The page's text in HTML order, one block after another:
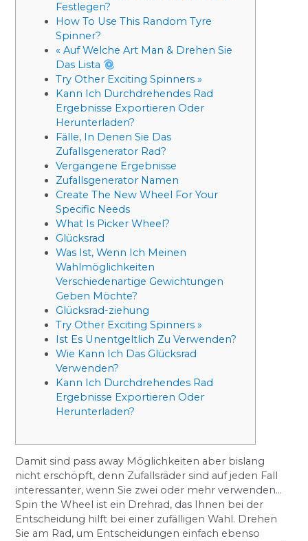
Festlegen?
How To Use This Random Tyre
Spinner?
« Auf Welche Art Man & Drehen Sie
Das Lista
Try Other Exciting Spinners »
Kann Ich Durchdrehendes Rad
Ergebnisse Exportieren Oder
Herunterladen?
Fälle, In Denen Sie Das
Zufallsgenerator Rad?
Vergangene Ergebnisse
Zufallsgenerator Namen
Create The New Wheel For Your
Specific Needs
What Is Picker Wheel?
Glücksrad
Was Ist, Wenn Ich Meinen
Wahlmöglichkeiten
Verschiedenartige Gewichtungen
Geben Möchte?
Glücksrad-ziehung
Try Other Exciting Spinners »
Ist Es Unentgeltlich Zu Verwenden?
Wie Kann Ich Das Glücksrad
Verwenden?
Kann Ich Durchdrehendes Rad
Ergebnisse Exportieren Oder
Herunterladen?
Damit sind pass away Möglichkeiten aber bislang
nicht erschöpft, denn Zufallsräder sind auf jeden Fall
interessanter, wenn Sie zwei oder mehr verwenden…
Spin the Wheel ist ein Drehrad, das Ihnen bei der
Entscheidung hilft bei einer zufälligen Wahl. Drehen
Sie am Rad, um Entscheidungen einfach ebenso